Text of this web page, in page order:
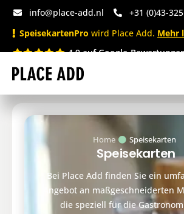
info@place-add.nl
+31 (0)43-
SpeisekartenPro wird Place Add. Mehr
4.9 auf Google-
Speisekarten
Bedruckte Einwegartikel
Einwegartikel Shop
Tischaccessoires & Co
Home Speisekarten
Speisekarten
Bei Place Add finden Sie ein
Angebot an maßgeschneiderten
die speziell für die